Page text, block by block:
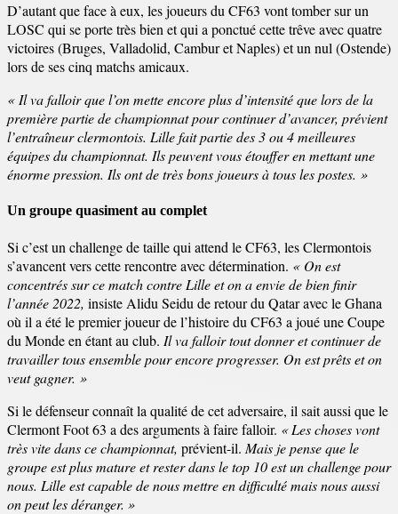
D’autant que face à eux, les joueurs du CF63 vont tomber sur un
LOSC qui se porte très bien et qui a ponctué cette trêve avec quatre
victoires (Bruges, Valladolid, Cambur et Naples) et un nul (Ostende)
lors de ses cinq matchs amicaux.
« Il va falloir que l’on mette encore plus d’intensité que lors de la
première partie de championnat pour continuer d’avancer, prévient
l’entraîneur clermontois. Lille fait partie des 3 ou 4 meilleures
équipes du championnat. Ils peuvent vous étouffer en mettant une
énorme pression. Ils ont de très bons joueurs à tous les postes. »
Un groupe quasiment au complet
Si c’est un challenge de taille qui attend le CF63, les Clermontois
s’avancent vers cette rencontre avec détermination. « On est
concentrés sur ce match contre Lille et on a envie de bien finir
l’année 2022, insiste Alidu Seidu de retour du Qatar avec le Ghana
où il a été le premier joueur de l’histoire du CF63 a joué une Coupe
du Monde en étant au club. Il va falloir tout donner et continuer de
travailler tous ensemble pour encore progresser. On est prêts et on
veut gagner. »
Si le défenseur connaît la qualité de cet adversaire, il sait aussi que le
Clermont Foot 63 a des arguments à faire falloir. « Les choses vont
très vite dans ce championnat, prévient-il. Mais je pense que le
groupe est plus mature et rester dans le top 10 est un challenge pour
nous. Lille est capable de nous mettre en difficulté mais nous aussi
on peut les déranger. »